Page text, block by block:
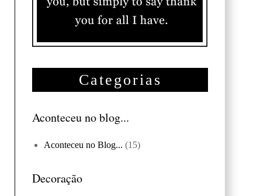
Categorias
Aconteceu no blog...
Aconteceu no Blog... (15)
Decoração